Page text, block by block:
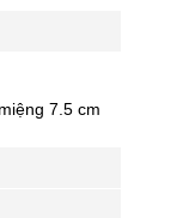
7.5 cm